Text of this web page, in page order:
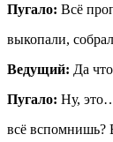
Пугало: Всё
выкопали,
Ведущий: Да
Пугало: Ну,
всё вспомнишь?